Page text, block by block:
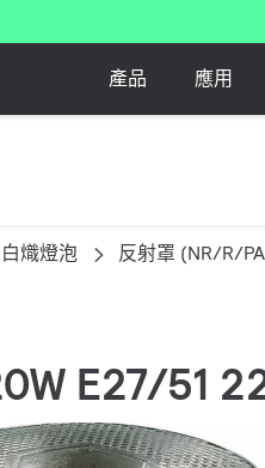
產品 應用
白熾燈泡 反射罩 (NR/R/
E27/51